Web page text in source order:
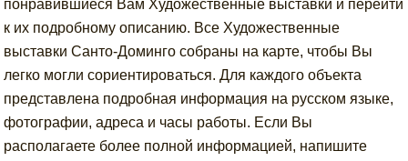
понравившиеся Вам Художественные выставки и перейти
к их подробному описанию. Все Художественные
выставки Санто-Доминго собраны на карте, чтобы Вы
легко могли сориентироваться. Для каждого объекта
представлена подробная информация на русском языке,
фотографии, адреса и часы работы. Если Вы
располагаете более полной информацией, напишите